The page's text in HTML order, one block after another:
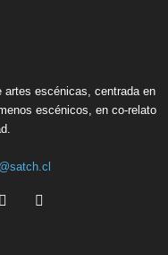
artes escénicas, centrada en
escénicos, en co-relato